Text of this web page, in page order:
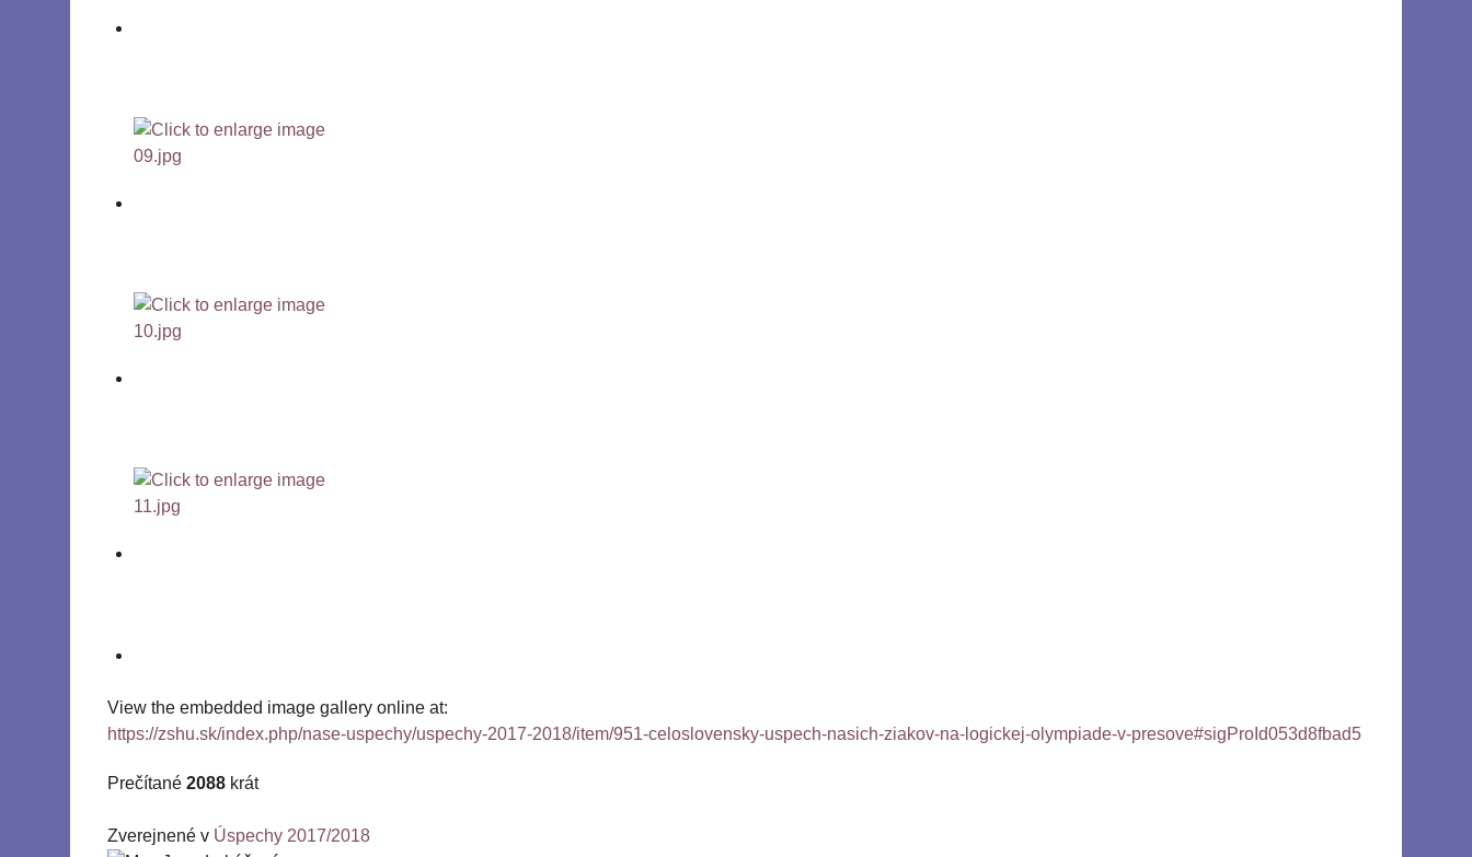
View the embedded image gallery online at:
https://zshu.sk/index.php/nase-uspechy/uspechy-2017-2018/item/951-celoslovensky-uspech-nasich-ziakov-na-logickej-olympiade-v-presove#sigProId053d8fbad5
Prečítané 2088 krát
Zverejnené v Úspechy 2017/2018